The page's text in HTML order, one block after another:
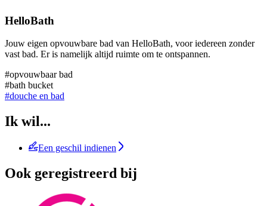
HelloBath
Jouw eigen opvouwbare bad van HelloBath, voor iedereen zonder
vast bad. Er is namelijk altijd ruimte om te ontspannen.
#opvouwbaar bad
#bath bucket
#douche en bad
Ik wil...
Een geschil indienen
Ook geregistreerd bij